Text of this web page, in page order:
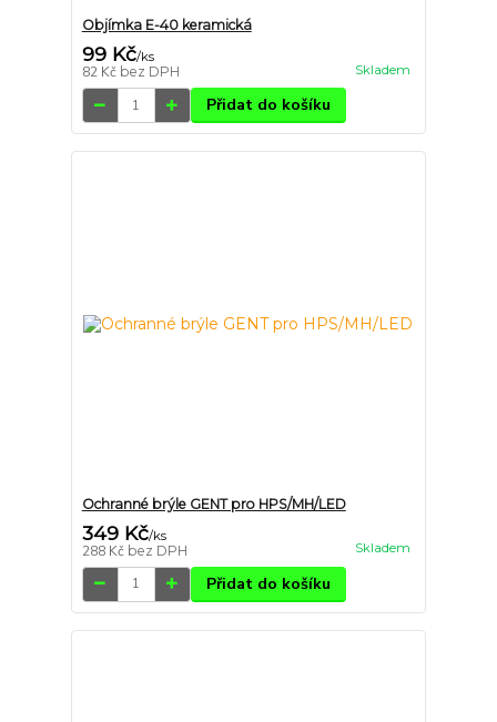
Objímka E-40 keramická
99 Kč/ks
82 Kč bez DPH Skladem
Přidat do košíku
Ochranné brýle GENT pro HPS/MH/LED
349 Kč/ks
288 Kč bez DPH Skladem
Přidat do košíku